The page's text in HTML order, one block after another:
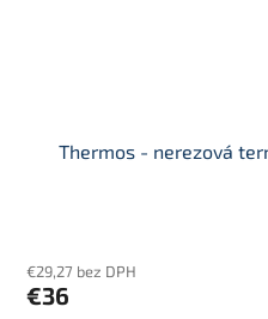
Thermos - nerezová
€29,27 bez DPH
€36